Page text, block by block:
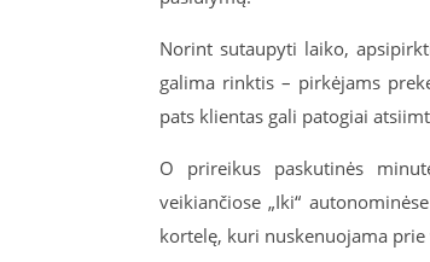
Norint sutaupyti laiko,
galima rinktis – pirkėjams
pats klientas gali patogiai
O prireikus paskutinės
veikiančiose „Iki“
kortelę, kuri nuskenuojama